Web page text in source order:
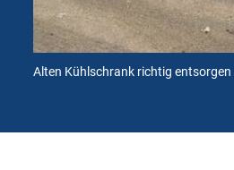
Alten Kühlschrank richtig entsorgen